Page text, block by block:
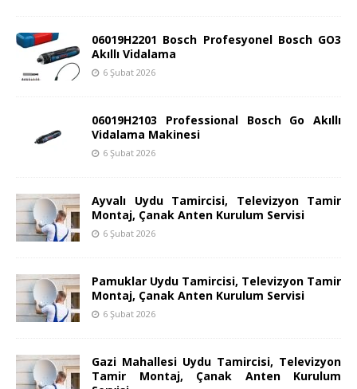
06019H2201 Bosch Profesyonel Bosch GO3
Akıllı Vidalama
6 Şubat 2026
06019H2103 Professional Bosch Go Akıllı
Vidalama Makinesi
6 Şubat 2026
Ayvalı Uydu Tamircisi, Televizyon Tamir
Montaj, Çanak Anten Kurulum Servisi
6 Şubat 2026
Pamuklar Uydu Tamircisi, Televizyon Tamir
Montaj, Çanak Anten Kurulum Servisi
6 Şubat 2026
Gazi Mahallesi Uydu Tamircisi, Televizyon
Tamir Montaj, Çanak Anten Kurulum